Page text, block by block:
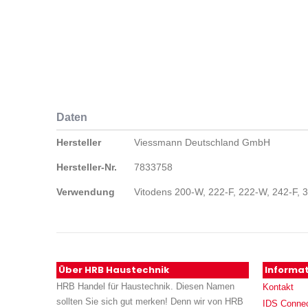
Daten
Daten
Hersteller Viessmann Deutschland GmbH
Hersteller-Nr. 7833758
Verwendung Vitodens 200-W, 222-F, 222-W, 242-F,
Über HRB Haustechnik
HRB Handel für Haustechnik. Diesen Namen
sollten Sie sich gut merken! Denn wir von HRB
Kontakt
IDS